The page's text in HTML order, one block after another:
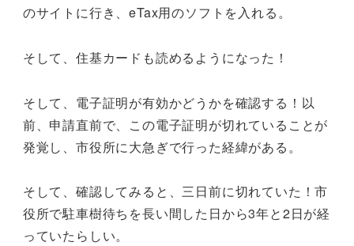
のサイトに行き、eTax用のソフトを入れる。
そして、住基カードも読めるようになった！
そして、電子証明が有効かどうかを確認する！以
前、申請直前で、この電子証明が切れていることが
発覚し、市役所に大急ぎで行った経緯がある。
そして、確認してみると、三日前に切れていた！市
役所で駐車樹待ちを長い間した日から3年と2日が経
っていたらしい。